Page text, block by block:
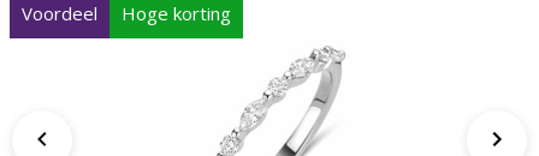
Voordeel Hoge korting